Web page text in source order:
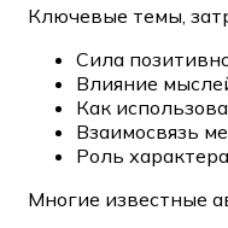
Ключевые темы,
Сила
Влияние
Как
Взаимосвязь
Роль
Многие известные